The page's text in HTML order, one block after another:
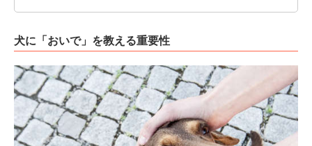
犬に「おいで」を教える重要性